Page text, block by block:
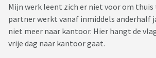
Mijn werk leent zich er niet voor om thuis
partner werkt vanaf inmiddels anderhalf
niet meer naar kantoor. Hier hangt de
vrije dag naar kantoor gaat.